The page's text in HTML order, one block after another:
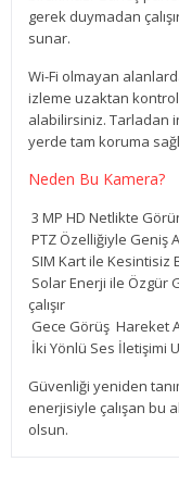
gerek duymadan
sunar.
Wi-Fi olmayan
izleme uzaktan
alabilirsiniz. Tarladan
yerde tam koruma
Neden Bu Kamera?
3 MP HD Netlikte
PTZ Özelliğiyle Geniş
SIM Kart ile Kesintisiz
Solar Enerji ile Özgür
çalışır
Gece Görüş Hareket
İki Yönlü Ses İletişimi
Güvenliği yeniden
enerjisiyle çalışan bu
olsun.